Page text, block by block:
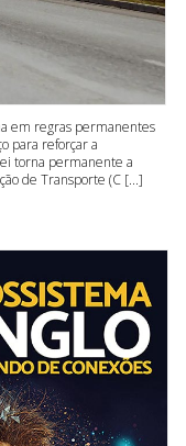
em regras permanentes
para reforçar a
torna permanente a
de Transporte (C [...]